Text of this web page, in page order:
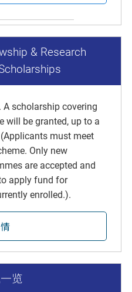
& Research
scholarship covering
will be granted, up to a
must meet
Only new
are accepted and
apply fund for
enrolled.).
览